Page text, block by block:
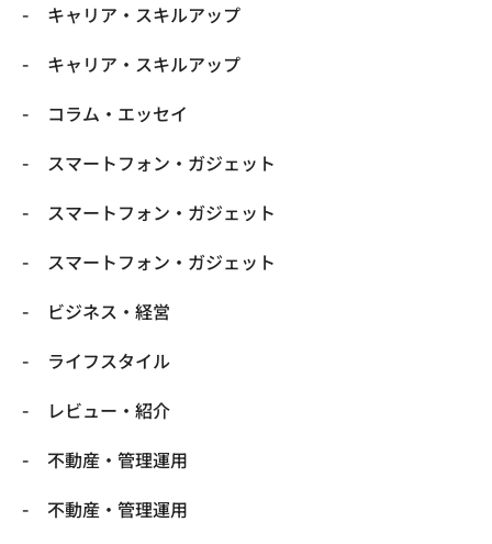
キャリア・スキルアップ
キャリア・スキルアップ
コラム・エッセイ
スマートフォン・ガジェット
スマートフォン・ガジェット
スマートフォン・ガジェット
ビジネス・経営
ライフスタイル
レビュー・紹介
不動産・管理運用
不動産・管理運用